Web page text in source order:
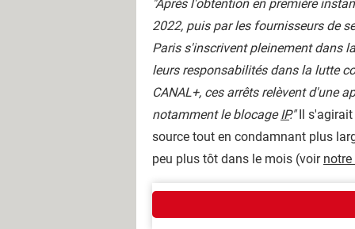
"Après l'obtention en première
2022, puis par les fournisseurs de
Paris s'inscrivent pleinement dans
leurs responsabilités dans la lutte
CANAL+, ces arrêts relèvent d'une
notamment le blocageIP."Il
source tout en condamnant plus
peu plus tôt dans le mois (voir